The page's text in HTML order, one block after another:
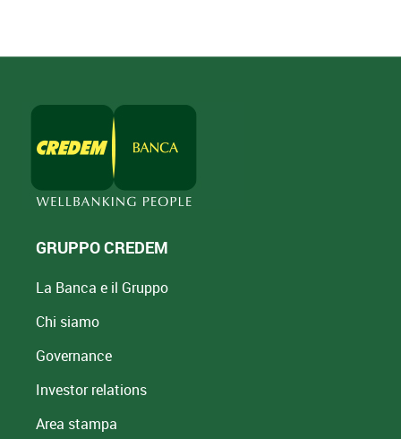
GRUPPO CREDEM
La Banca e il Gruppo
Chi siamo
Governance
Investor relations
Area stampa